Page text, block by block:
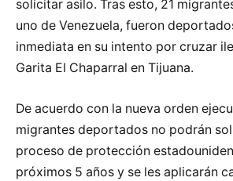
solicitar asilo. Tras esto, 21
uno de Venezuela, fueron
inmediata en su intento por cruzar
Garita El Chaparral en Tijuana.
De acuerdo con la nueva orden
migrantes deportados no podrán
proceso de protección
próximos 5 años y se les aplicarán